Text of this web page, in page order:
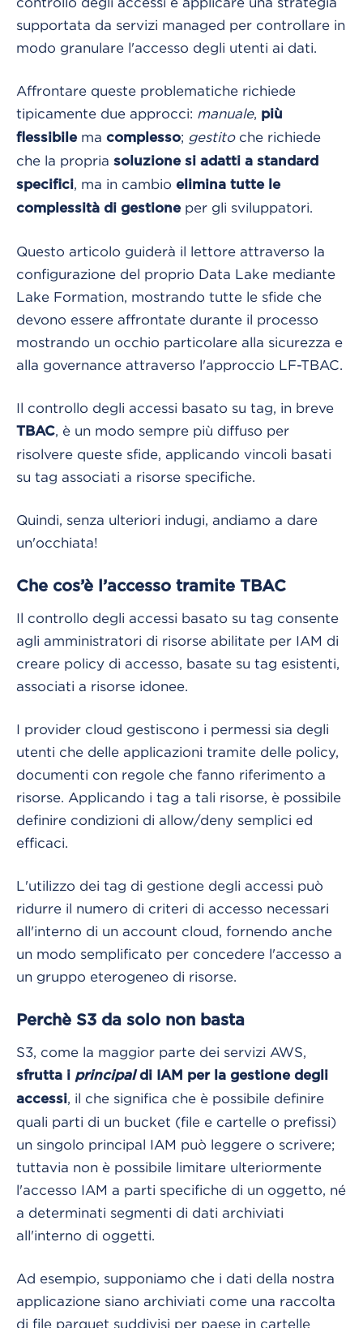
supportata da servizi managed per controllare in
modo granulare l'accesso degli utenti ai dati.
Affrontare queste problematiche richiede
tipicamente due approcci: manuale, più
flessibilema complesso; gestitoche richiede
che la propria soluzione si adatti a standard
specifici, ma in cambio elimina tutte le
complessità di gestioneper gli sviluppatori.
Questo articolo guiderà il lettore attraverso la
configurazione del proprio Data Lake mediante
Lake Formation, mostrando tutte le sfide che
devono essere affrontate durante il processo
mostrando un occhio particolare alla sicurezza e
alla governance attraverso l'approccio LF-TBAC.
Il controllo degli accessi basato su tag, in breve
TBAC, è un modo sempre più diffuso per
risolvere queste sfide, applicando vincoli basati
su tag associati a risorse specifiche.
Quindi, senza ulteriori indugi, andiamo a dare
un'occhiata!
Che cos’è l’accesso tramite TBAC
Il controllo degli accessi basato su tag consente
agli amministratori di risorse abilitate per IAM di
creare policy di accesso, basate su tag esistenti,
associati a risorse idonee.
I provider cloud gestiscono i permessi sia degli
utenti che delle applicazioni tramite delle policy,
documenti con regole che fanno riferimento a
risorse. Applicando i tag a tali risorse, è possibile
definire condizioni di allow/deny semplici ed
efficaci.
L'utilizzo dei tag di gestione degli accessi può
ridurre il numero di criteri di accesso necessari
all'interno di un account cloud, fornendo anche
un modo semplificato per concedere l'accesso a
un gruppo eterogeneo di risorse.
Perchè S3 da solo non basta
S3, come la maggior parte dei servizi AWS,
sfrutta i principaldi IAM per la gestione degli
accessi, il che significa che è possibile definire
quali parti di un bucket (file e cartelle o prefissi)
un singolo principal IAM può leggere o scrivere;
tuttavia non è possibile limitare ulteriormente
l'accesso IAM a parti specifiche di un oggetto, né
a determinati segmenti di dati archiviati
all'interno di oggetti.
Ad esempio, supponiamo che i dati della nostra
applicazione siano archiviati come una raccolta
di file parquet suddivisi per paese in cartelle